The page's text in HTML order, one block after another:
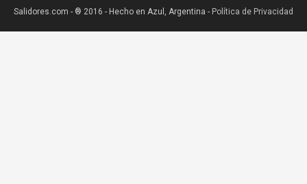
Salidores.com - ® 2016 - Hecho en Azul, Argentina - Política de Privacidad